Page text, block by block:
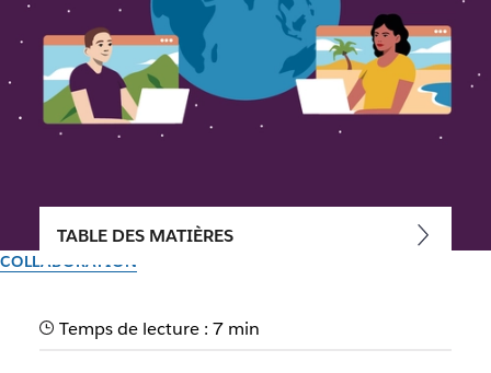
COLLABORATION
Collaboration en ligne : les
TABLE DES MATIÈRES
Temps de lecture : 7 min